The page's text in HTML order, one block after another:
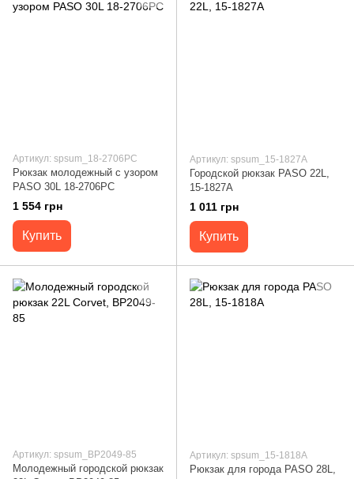
Артикул: spsum_18-2706PC
Рюкзак молодежный с узором
PASO 30L 18-2706PC
1 554 грн
Купить
Артикул: spsum_15-1827A
Городской рюкзак PASO 22L,
15-1827A
1 011 грн
Купить
Артикул: spsum_BP2049-85
Молодежный городской рюкзак
Артикул: spsum_15-1818A
Рюкзак для города PASO 28L,